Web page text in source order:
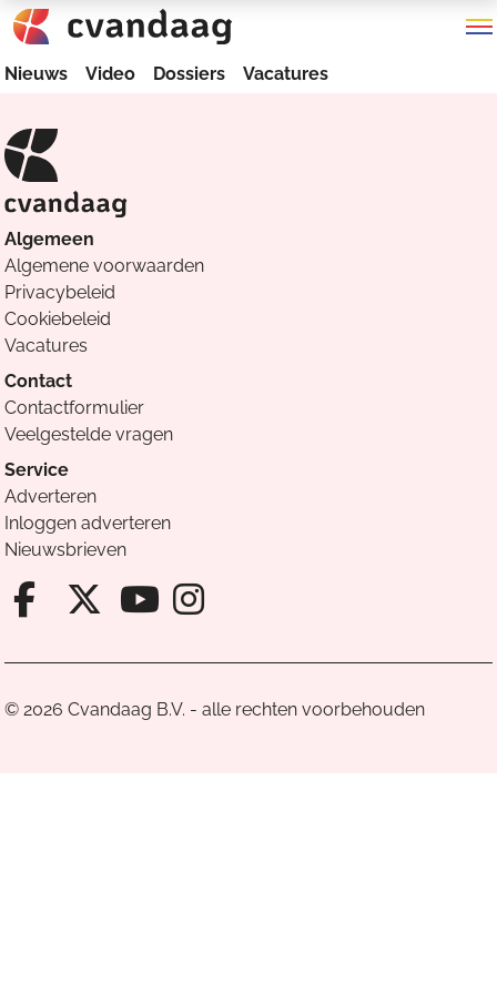
Nieuws Video Dossiers Vacatures
Algemeen
Algemene voorwaarden
Privacybeleid
Cookiebeleid
Vacatures
Contact
Contactformulier
Veelgestelde vragen
Service
Adverteren
Inloggen adverteren
Nieuwsbrieven
Facebook van Cvandaag
X van Cvandaag
Instagram van
© 2026 Cvandaag B.V. - alle rechten voorbehouden